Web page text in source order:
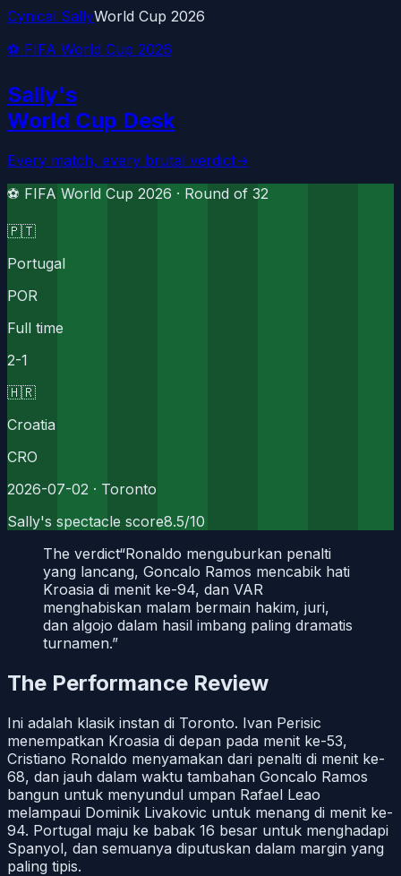
Cynical SallyWorld Cup 2026
⚽ FIFA World Cup 2026
Sally's
World Cup Desk
Every match, every brutal verdict→
⚽ FIFA World Cup 2026 · Round of 32
🇵🇹
Portugal
POR
Full time
2-1
🇭🇷
Croatia
CRO
2026-07-02 · Toronto
Sally's spectacle score8.5/10
The verdict“Ronaldo menguburkan penalti
yang lancang, Goncalo Ramos mencabik hati
Kroasia di menit ke-94, dan VAR
menghabiskan malam bermain hakim, juri,
dan algojo dalam hasil imbang paling dramatis
turnamen.”
The Performance Review
Ini adalah klasik instan di Toronto. Ivan Perisic
menempatkan Kroasia di depan pada menit ke-53,
Cristiano Ronaldo menyamakan dari penalti di menit ke-
68, dan jauh dalam waktu tambahan Goncalo Ramos
bangun untuk menyundul umpan Rafael Leao
melampaui Dominik Livakovic untuk menang di menit ke-
94. Portugal maju ke babak 16 besar untuk menghadapi
Spanyol, dan semuanya diputuskan dalam margin yang
paling tipis.